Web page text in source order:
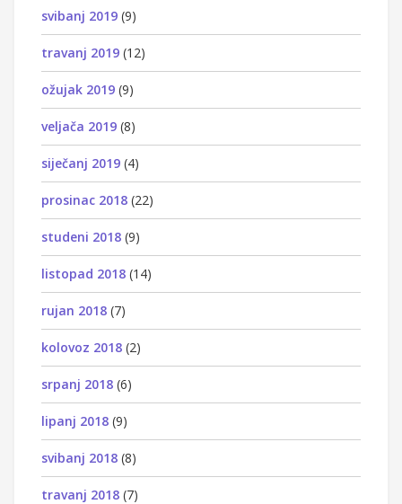
svibanj 2019 (9)
travanj 2019 (12)
ožujak 2019 (9)
veljača 2019 (8)
siječanj 2019 (4)
prosinac 2018 (22)
studeni 2018 (9)
listopad 2018 (14)
rujan 2018 (7)
kolovoz 2018 (2)
srpanj 2018 (6)
lipanj 2018 (9)
svibanj 2018 (8)
travanj 2018 (7)